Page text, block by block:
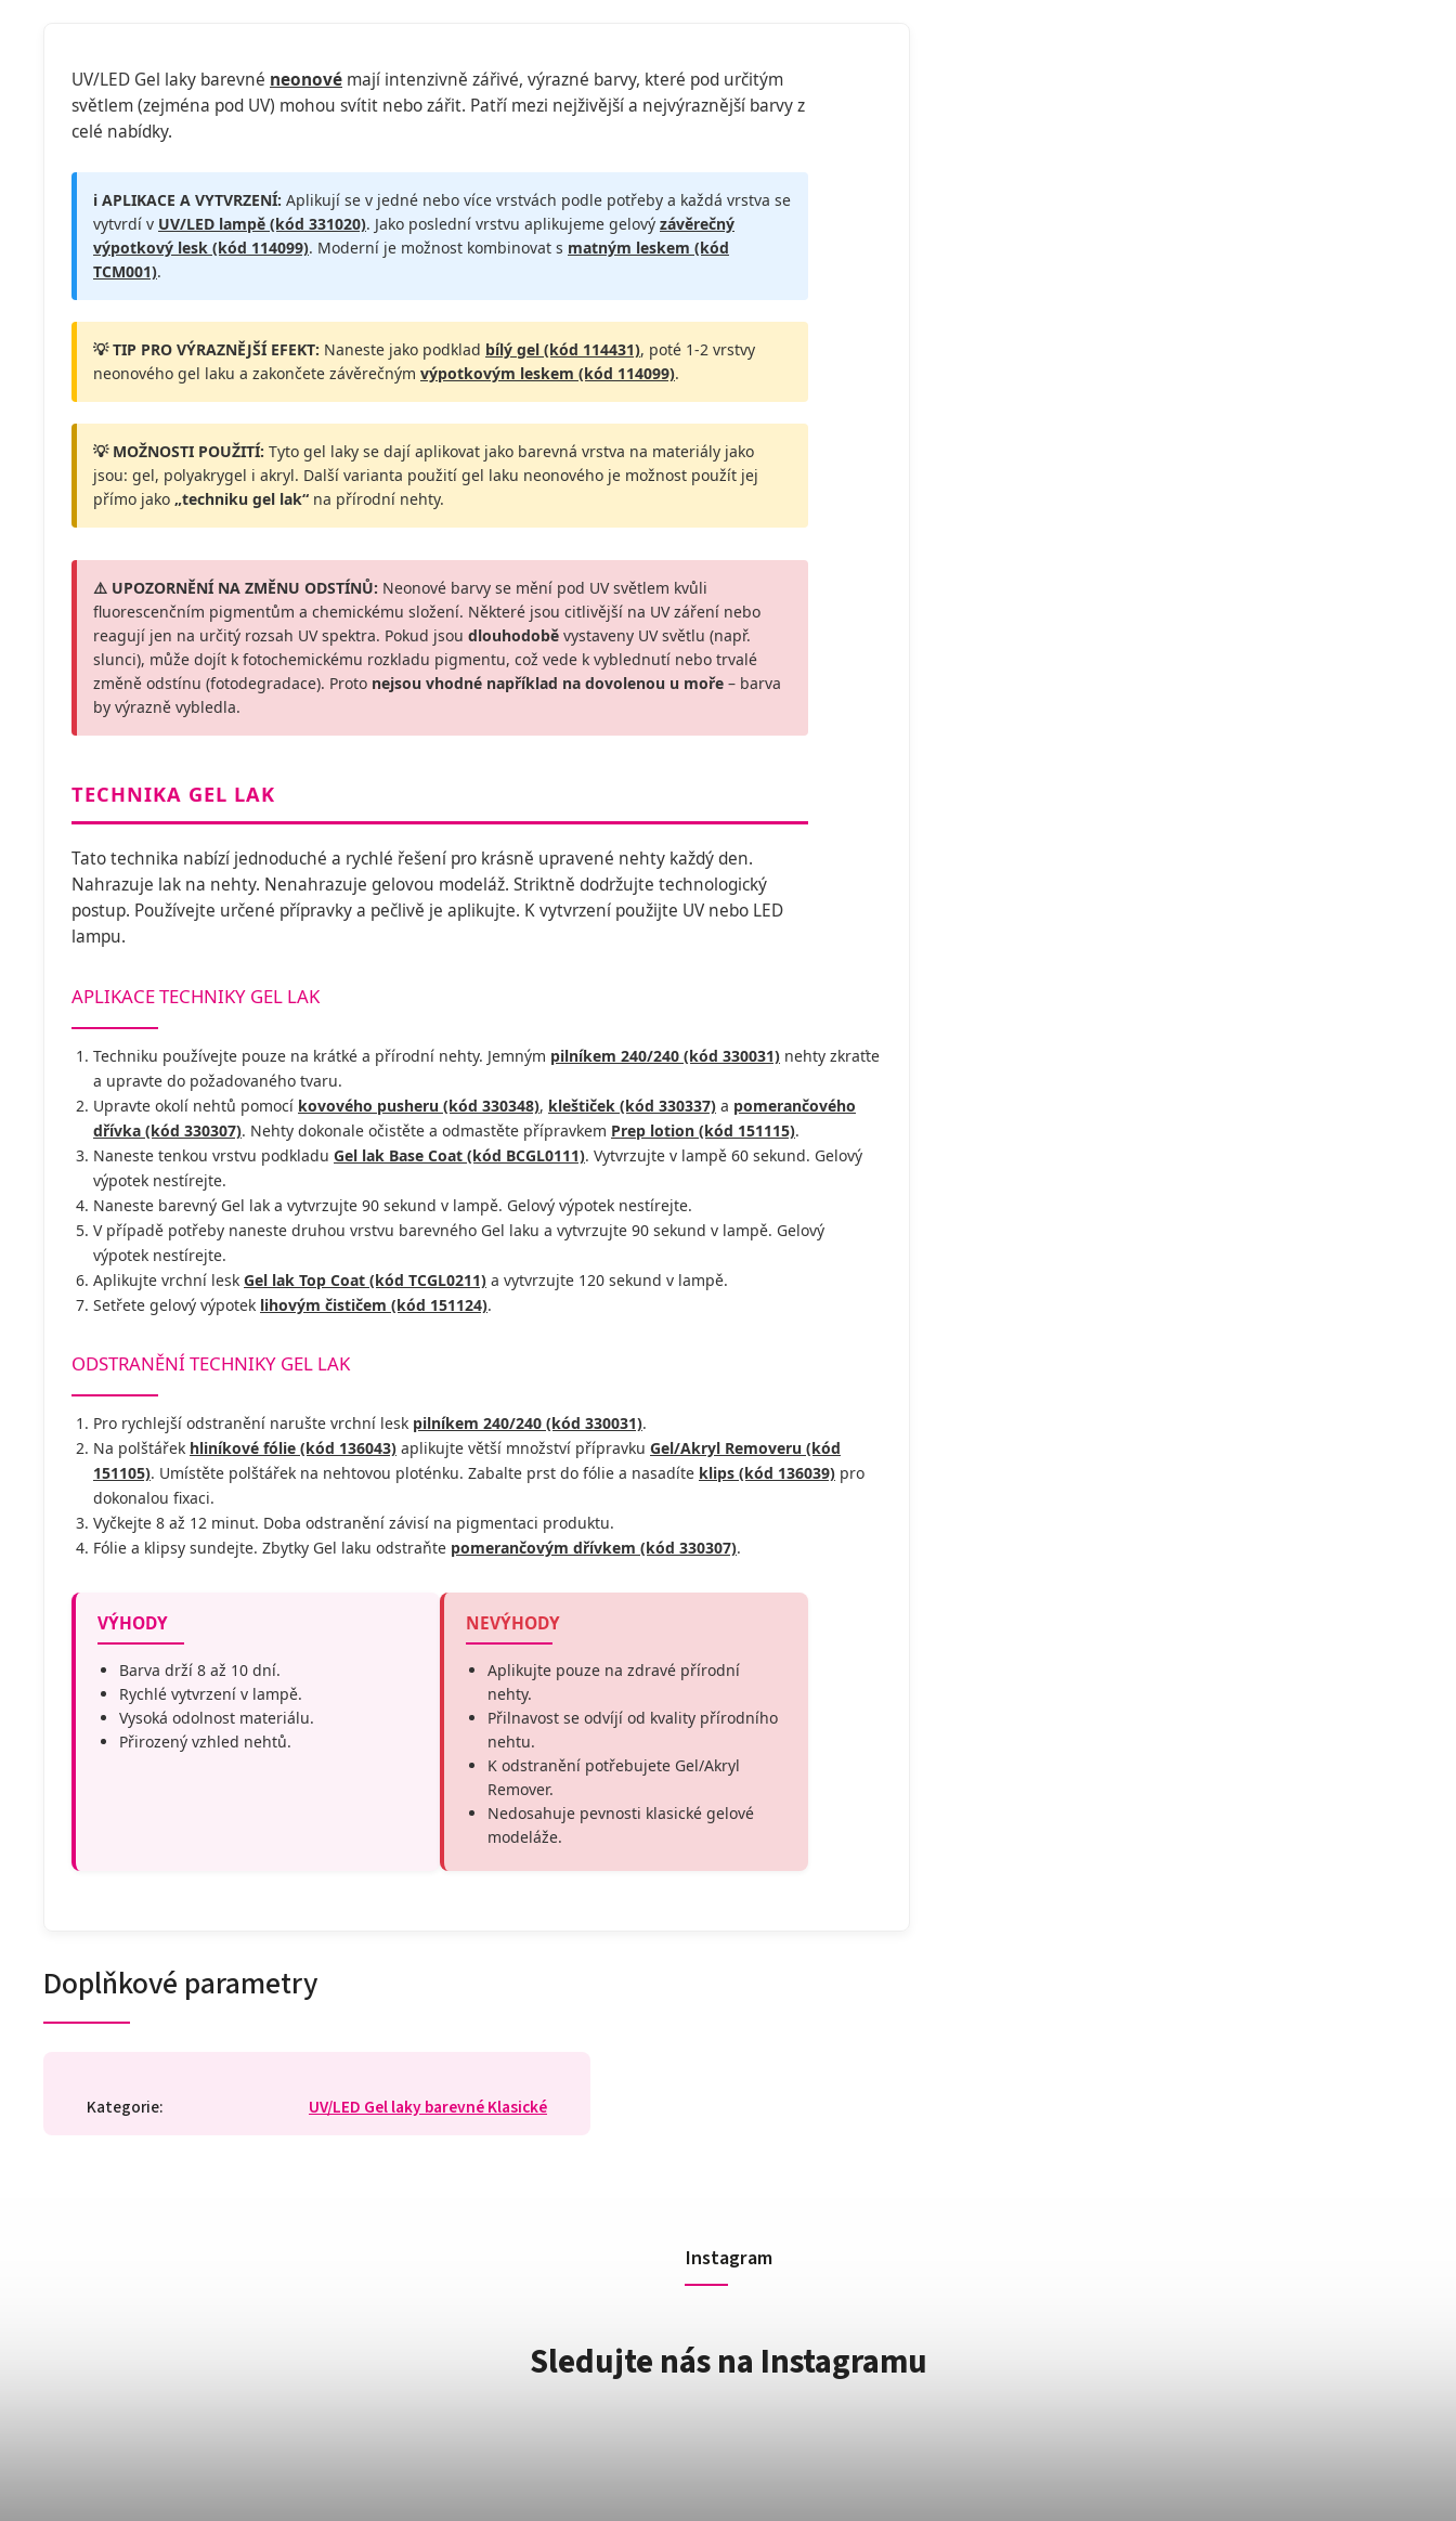
UV/LED Gel laky barevné neonové mají intenzivně zářivé, výrazné barvy, které pod určitým
světlem (zejména pod UV) mohou svítit nebo zářit. Patří mezi nejživější a nejvýraznější barvy z
celé nabídky.
ℹ️ APLIKACE A VYTVRZENÍ: Aplikují se v jedné nebo více vrstvách podle potřeby a každá vrstva se
vytvrdí v UV/LED lampě (kód 331020). Jako poslední vrstvu aplikujeme gelový závěrečný
výpotkový lesk (kód 114099). Moderní je možnost kombinovat s matným leskem (kód
TCM001).
💡 TIP PRO VÝRAZNĚJŠÍ EFEKT: Naneste jako podklad bílý gel (kód 114431), poté 1-2 vrstvy
neonového gel laku a zakončete závěrečným výpotkovým leskem (kód 114099).
💡 MOŽNOSTI POUŽITÍ: Tyto gel laky se dají aplikovat jako barevná vrstva na materiály jako
jsou: gel, polyakrygel i akryl. Další varianta použití gel laku neonového je možnost použít jej
přímo jako „techniku gel lak“ na přírodní nehty.
⚠️ UPOZORNĚNÍ NA ZMĚNU ODSTÍNŮ: Neonové barvy se mění pod UV světlem kvůli
fluorescenčním pigmentům a chemickému složení. Některé jsou citlivější na UV záření nebo
reagují jen na určitý rozsah UV spektra. Pokud jsou dlouhodobě vystaveny UV světlu (např.
slunci), může dojít k fotochemickému rozkladu pigmentu, což vede k vyblednutí nebo trvalé
změně odstínu (fotodegradace). Proto nejsou vhodné například na dovolenou u moře – barva
by výrazně vybledla.
TECHNIKA GEL LAK
Tato technika nabízí jednoduché a rychlé řešení pro krásně upravené nehty každý den.
Nahrazuje lak na nehty. Nenahrazuje gelovou modeláž. Striktně dodržujte technologický
postup. Používejte určené přípravky a pečlivě je aplikujte. K vytvrzení použijte UV nebo LED
lampu.
APLIKACE TECHNIKY GEL LAK
Techniku používejte pouze na krátké a přírodní nehty. Jemným pilníkem 240/240 (kód 330031) nehty zkraťte
a upravte do požadovaného tvaru.
Upravte okolí nehtů pomocí kovového pusheru (kód 330348), kleštiček (kód 330337) a pomerančového
dřívka (kód 330307). Nehty dokonale očistěte a odmastěte přípravkem Prep lotion (kód 151115).
Naneste tenkou vrstvu podkladu Gel lak Base Coat (kód BCGL0111). Vytvrzujte v lampě 60 sekund. Gelový
výpotek nestírejte.
Naneste barevný Gel lak a vytvrzujte 90 sekund v lampě. Gelový výpotek nestírejte.
V případě potřeby naneste druhou vrstvu barevného Gel laku a vytvrzujte 90 sekund v lampě. Gelový
výpotek nestírejte.
Aplikujte vrchní lesk Gel lak Top Coat (kód TCGL0211) a vytvrzujte 120 sekund v lampě.
Setřete gelový výpotek lihovým čističem (kód 151124).
ODSTRANĚNÍ TECHNIKY GEL LAK
Pro rychlejší odstranění narušte vrchní lesk pilníkem 240/240 (kód 330031).
Na polštářek hliníkové fólie (kód 136043) aplikujte větší množství přípravku Gel/Akryl Removeru (kód
151105). Umístěte polštářek na nehtovou ploténku. Zabalte prst do fólie a nasadíte klips (kód 136039) pro
dokonalou fixaci.
Vyčkejte 8 až 12 minut. Doba odstranění závisí na pigmentaci produktu.
Fólie a klipsy sundejte. Zbytky Gel laku odstraňte pomerančovým dřívkem (kód 330307).
VÝHODY
Barva drží 8 až 10 dní.
Rychlé vytvrzení v lampě.
Vysoká odolnost materiálu.
Přirozený vzhled nehtů.
NEVÝHODY
Aplikujte pouze na zdravé přírodní
nehty.
Přilnavost se odvíjí od kvality přírodního
nehtu.
K odstranění potřebujete Gel/Akryl
Remover.
Nedosahuje pevnosti klasické gelové
modeláže.
Doplňkové parametry
Kategorie: UV/LED Gel laky barevné Klasické
Instagram
Sledujte nás na Instagramu